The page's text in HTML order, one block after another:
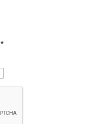
*Erforderlich